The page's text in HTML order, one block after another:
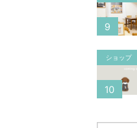
9
ショップ
10